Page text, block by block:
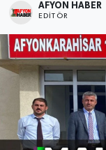
AFYON HABER
EDITÖR
Ekonomi
Magazin
Etkinlikler